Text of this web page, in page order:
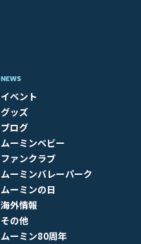
NEWS
イベント
グッズ
ブログ
ムーミンベビー
ファンクラブ
ムーミンバレーパーク
ムーミンの日
海外情報
その他
ムーミン80周年